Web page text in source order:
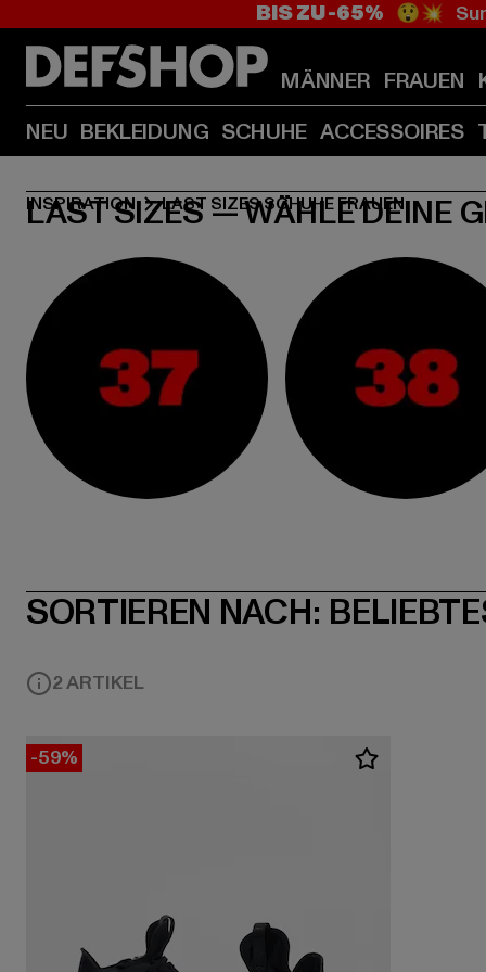
BIS ZU -65% 😲💥
MÄNNER FRAUEN
NEU BEKLEIDUNG SCHUHE ACCESSOIRES
INSPIRATION LAST SIZES SCHUHE FRAUEN
LAST SIZES — WÄHLE DEINE
SORTIEREN NACH:
2 ARTIKEL
-59%